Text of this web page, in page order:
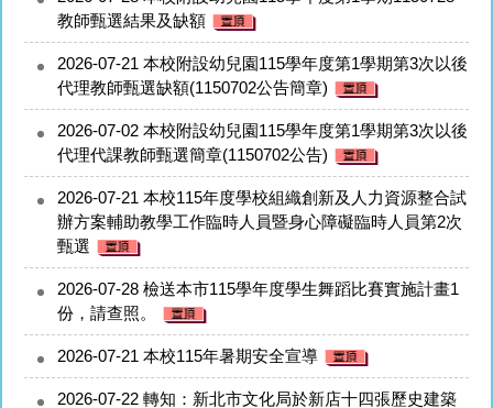
教師甄選結果及缺額
2026-07-21 本校附設幼兒園115學年度第1學期第3次以後
代理教師甄選缺額(1150702公告簡章)
2026-07-02 本校附設幼兒園115學年度第1學期第3次以後
代理代課教師甄選簡章(1150702公告)
2026-07-21 本校115年度學校組織創新及人力資源整合試
辦方案輔助教學工作臨時人員暨身心障礙臨時人員第2次
甄選
2026-07-28 檢送本市115學年度學生舞蹈比賽實施計畫1
份，請查照。
2026-07-21 本校115年暑期安全宣導
2026-07-22 轉知：新北市文化局於新店十四張歷史建築